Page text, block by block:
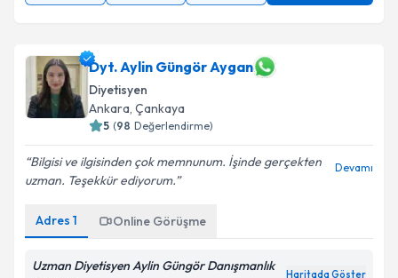
Dyt. Aylin Güngör Aygan
Diyetisyen
Ankara, Çankaya
5 (98 Değerlendirme)
Bilgisi ve ilgisinden çok memnunum. İşinde gerçekten
uzman. Teşekkür ediyorum.
Devamı
Adres 1 Online Görüşme
Uzman Diyetisyen Aylin Güngör Danışmanlık
Haritada Göster